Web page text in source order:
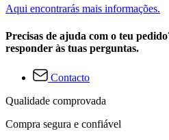
Aqui encontrarás mais informações.
Precisas de ajuda com o teu
responder às tuas perguntas.
Contacto
Qualidade comprovada
Compra segura e confiável